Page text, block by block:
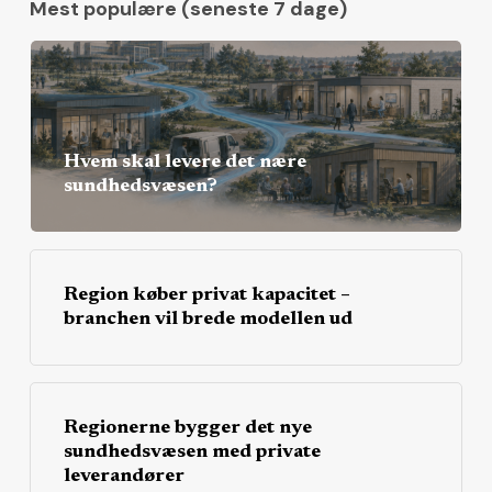
Mest populære (seneste 7 dage)
Hvem skal levere det nære
sundhedsvæsen?
Region køber privat kapacitet –
branchen vil brede modellen ud
Regionerne bygger det nye
sundhedsvæsen med private
leverandører